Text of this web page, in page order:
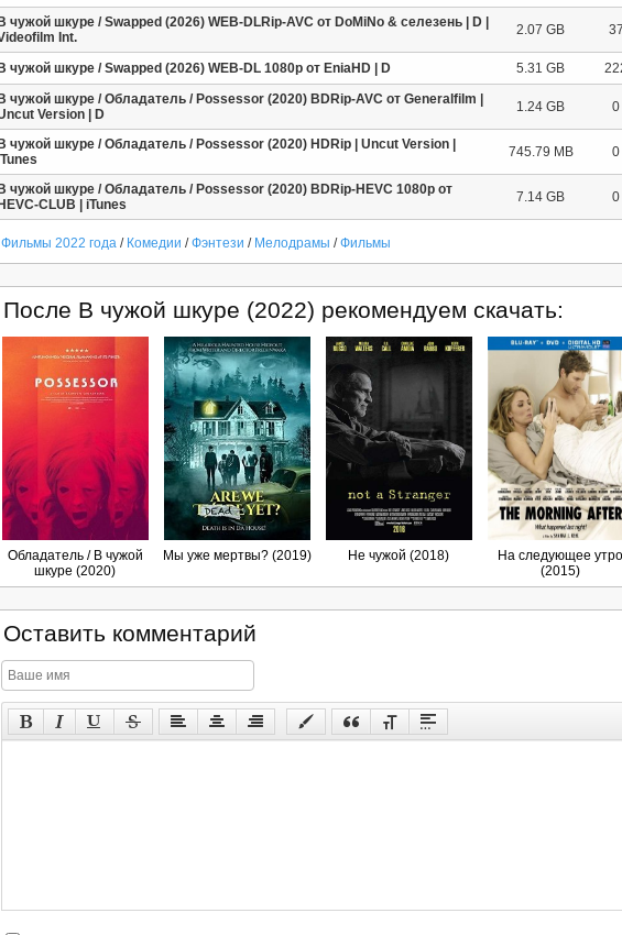
чужой шкуре / Swapped (2026) WEB-DLRip-AVC от DoMiNo & селезень | D |
Int.
2.07 GB 37
чужой шкуре / Swapped (2026) WEB-DL 1080p от EniaHD | D 5.31 GB
чужой шкуре / Обладатель / Possessor (2020) BDRip-AVC от Generalfilm |
Version | D
1.24 GB 0
чужой шкуре / Обладатель / Possessor (2020) HDRip | Uncut Version |
745.79 MB 0
чужой шкуре / Обладатель / Possessor (2020) BDRip-HEVC 1080p от
CLUB | iTunes
7.14 GB 0
Фильмы 2022 года / Комедии /Фэнтези / Мелодрамы /Фильмы
После В чужой шкуре (2022) рекомендуем скачать:
Обладатель / В чужой
шкуре (2020)
Мы уже мертвы? (2019) Не чужой (2018)
На следующее утро
(2015)
Оставить комментарий